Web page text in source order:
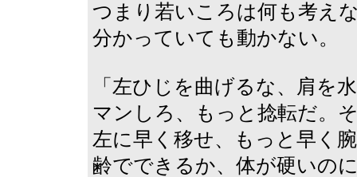
つまり若いころは何も考え
分かっていても動かない。
「左ひじを曲げるな、肩を
マンしろ、もっと捻転だ。
左に早く移せ、もっと早く
齢でできるか、体が硬いの